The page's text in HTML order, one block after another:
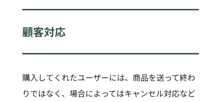
顧客対応
購入してくれたユーザーには、商品を送って終わ
りではなく、場合によってはキャンセル対応など